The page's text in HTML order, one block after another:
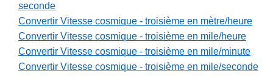
seconde
Convertir Vitesse cosmique - troisième en mètre/heure
Convertir Vitesse cosmique - troisième en mile/heure
Convertir Vitesse cosmique - troisième en mile/minute
Convertir Vitesse cosmique - troisième en mile/seconde